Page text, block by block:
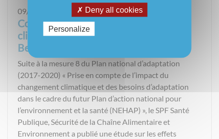
09/09/2021
Conséquences des changements
climatiques sur le système de santé en
Belgique
Suite à la mesure 8 du Plan national d’adaptation
(2017-2020) « Prise en compte de l’impact du
changement climatique et des besoins d’adaptation
dans le cadre du futur Plan d’action national pour
l’environnement et la santé (NEHAP) », le SPF Santé
Publique, Sécurité de la Chaîne Alimentaire et
Environnement a publié une étude sur les effets
Deny all cookies
Personalize